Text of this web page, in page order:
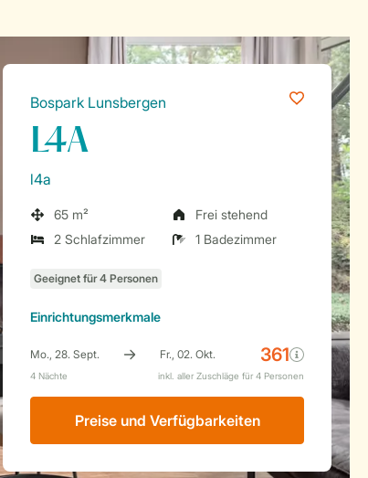
Bospark Lunsbergen
L4A
l4a
65 m²
Frei stehend
2 Schlafzimmer
1 Badezimmer
Einrichtungsmerkmale
Preise und Verfügbarkeiten